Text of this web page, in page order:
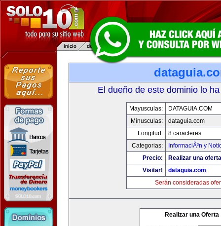
El dueño de este dominio lo
Mayusculas:
DATAGUIA.COM
Minusculas:
dataguia.com
Longitud:
8 caracteres
Categorias:
InformaciÃ³n y
Precio:
Realizar una
Visitar!
dataguia.com
Serán consideradas
Realizar una Oferta